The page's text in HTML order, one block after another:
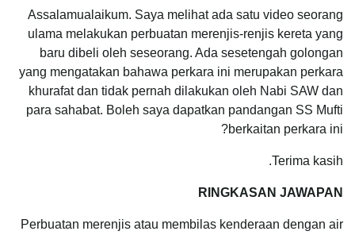
Assalamualaikum. Saya melihat ada satu video seorang
ulama melakukan perbuatan merenjis-renjis kereta yang
baru dibeli oleh seseorang. Ada sesetengah golongan
yang mengatakan bahawa perkara ini merupakan perkara
khurafat dan tidak pernah dilakukan oleh Nabi SAW dan
para sahabat. Boleh saya dapatkan pandangan SS Mufti
berkaitan perkara ini?
Terima kasih.
RINGKASAN JAWAPAN
Perbuatan merenjis atau membilas kenderaan dengan air